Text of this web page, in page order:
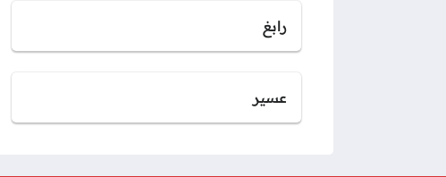
رابغ
عسير